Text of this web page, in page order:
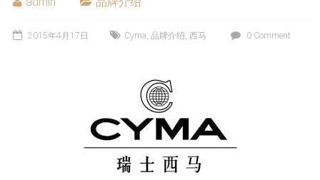
2015年4月17日 Cyma,品牌介绍,西马 0 Comment